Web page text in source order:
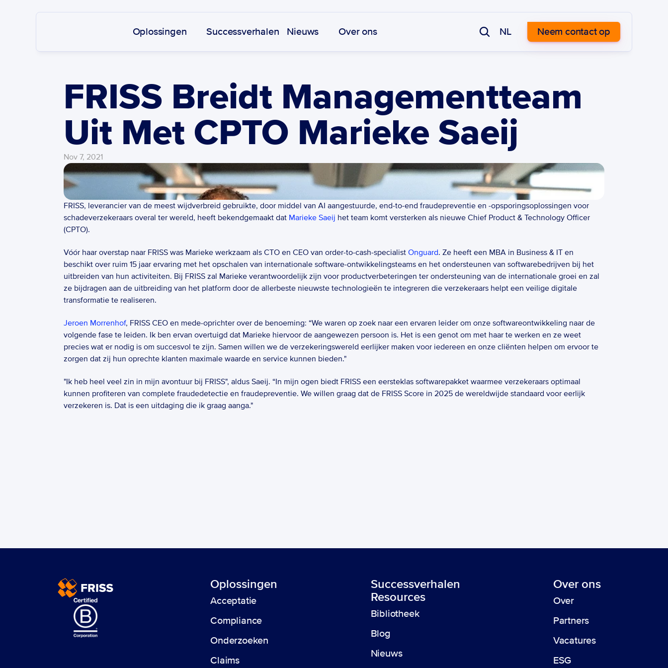
Oplossingen Successverhalen Nieuws Over ons NL Neem contact op
FRISS Breidt Managementteam
Uit Met CPTO Marieke Saeij
Nov 7, 2021
FRISS, leverancier van de meest wijdverbreid gebruikte, door middel van AI aangestuurde, end-to-end fraudepreventie en -opsporingsoplossingen voor
schadeverzekeraars overal ter wereld, heeft bekendgemaakt dat Marieke Saeij het team komt versterken als nieuwe Chief Product & Technology Officer
(CPTO).
Vóór haar overstap naar FRISS was Marieke werkzaam als CTO en CEO van order-to-cash-specialist Onguard. Ze heeft een MBA in Business & IT en
beschikt over ruim 15 jaar ervaring met het opschalen van internationale software-ontwikkelingsteams en het ondersteunen van softwarebedrijven bij het
uitbreiden van hun activiteiten. Bij FRISS zal Marieke verantwoordelijk zijn voor productverbeteringen ter ondersteuning van de internationale groei en zal
ze bijdragen aan de uitbreiding van het platform door de allerbeste nieuwste technologieën te integreren die verzekeraars helpt een veilige digitale
transformatie te realiseren.
Jeroen Morrenhof, FRISS CEO en mede-oprichter over de benoeming: “We waren op zoek naar een ervaren leider om onze softwareontwikkeling naar de
volgende fase te leiden. Ik ben ervan overtuigd dat Marieke hiervoor de aangewezen persoon is. Het is een genot om met haar te werken en ze weet
precies wat er nodig is om succesvol te zijn. Samen willen we de verzekeringswereld eerlijker maken voor iedereen en onze cliënten helpen om ervoor te
zorgen dat zij hun oprechte klanten maximale waarde en service kunnen bieden."
"Ik heb heel veel zin in mijn avontuur bij FRISS", aldus Saeij. “In mijn ogen biedt FRISS een eersteklas softwarepakket waarmee verzekeraars optimaal
kunnen profiteren van complete fraudedetectie en fraudepreventie. We willen graag dat de FRISS Score in 2025 de wereldwijde standaard voor eerlijk
verzekeren is. Dat is een uitdaging die ik graag aanga."
Begin vandaag nog met uw end-to-end trust automation!
Neem contact op
Oplossingen
Acceptatie
Compliance
Onderzoeken
Claims
Successverhalen
Resources
Bibliotheek
Blog
Nieuws
Over ons
Over
Partners
Vacatures
ESG